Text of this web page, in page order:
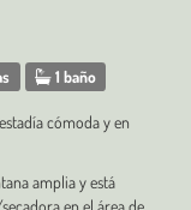
1 baño
cómoda y en
amplia y está
en el área de